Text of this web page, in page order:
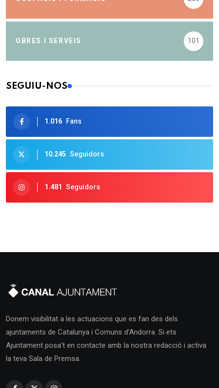
OBRES I SERVEIS 101
SEGUIU-NOS
1.016 Fans
10.245 Seguidors
1.481 Seguidors
Donem visibilitat a les actuacions que es fan des dels
ajuntaments de Catalunya i Comuns d'Andorra. Si ets
Ajuntament posa't en contacte amb la nostra redacció i activa
la teva Sala de Premsa.